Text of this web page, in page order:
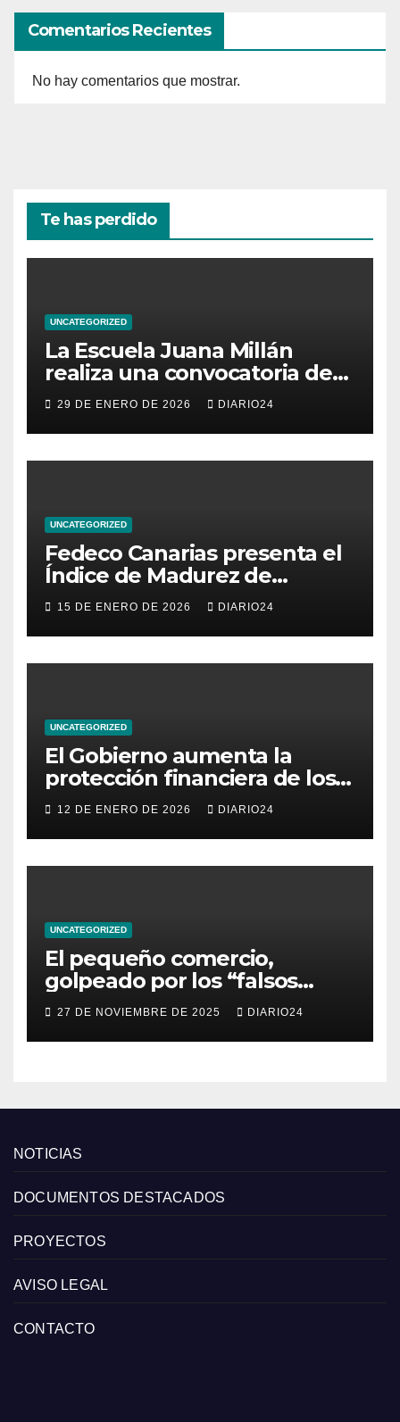
Comentarios Recientes
No hay comentarios que mostrar.
Te has perdido
UNCATEGORIZED
La Escuela Juana Millán
realiza una convocatoria de
becas para mujeres
emprendedoras andaluzas
29 DE ENERO DE 2026 DIARIO24
UNCATEGORIZED
Fedeco Canarias presenta el
Índice de Madurez de
Comercio de Canarias: una
radiografía del estado del
pequeño y mediano
comercio del archipiélago
15 DE ENERO DE 2026 DIARIO24
UNCATEGORIZED
El Gobierno aumenta la
protección financiera de los
consumidores con límites a
los intereses del crédito al
consumo para evitar el
sobreendeudamiento
12 DE ENERO DE 2026 DIARIO24
UNCATEGORIZED
El pequeño comercio,
golpeado por los “falsos
descuentos” del Black Friday
de las grandes cadenas
27 DE NOVIEMBRE DE 2025 DIARIO24
NOTICIAS
DOCUMENTOS DESTACADOS
PROYECTOS
AVISO LEGAL
CONTACTO